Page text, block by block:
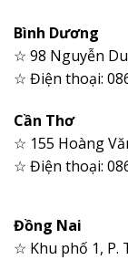
Bình Dương
☆ 98 Nguyễn
☆ Điện thoại:
Cần Thơ
☆ 155 Hoàng
☆ Điện thoại:
Đồng Nai
☆ Khu phố 1, P.